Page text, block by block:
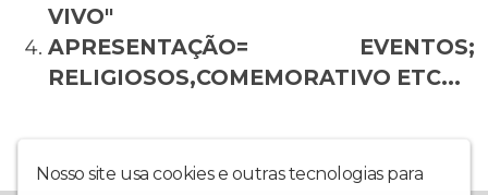
VIVO"
APRESENTAÇÃO= EVENTOS;
RELIGIOSOS,COMEMORATIVO ETC...
Nosso site usa cookies e outras tecnologias para